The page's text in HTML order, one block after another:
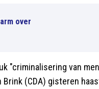
over
"criminalisering van
(CDA) gisteren